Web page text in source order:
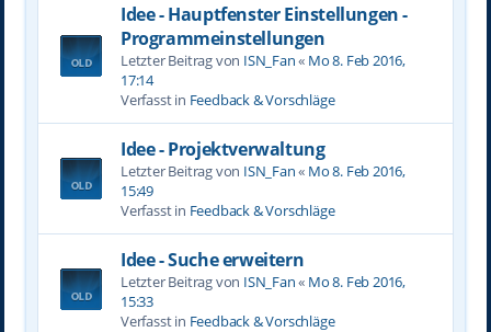
Idee - Hauptfenster Einstellungen -
Programmeinstellungen
Letzter Beitrag von ISN_Fan« Mo 8. Feb 2016,
17:14
Verfasst in Feedback & Vorschläge
Idee - Projektverwaltung
Letzter Beitrag von ISN_Fan« Mo 8. Feb 2016,
15:49
Verfasst in Feedback & Vorschläge
Idee - Suche erweitern
Letzter Beitrag von ISN_Fan« Mo 8. Feb 2016,
15:33
Verfasst in Feedback & Vorschläge